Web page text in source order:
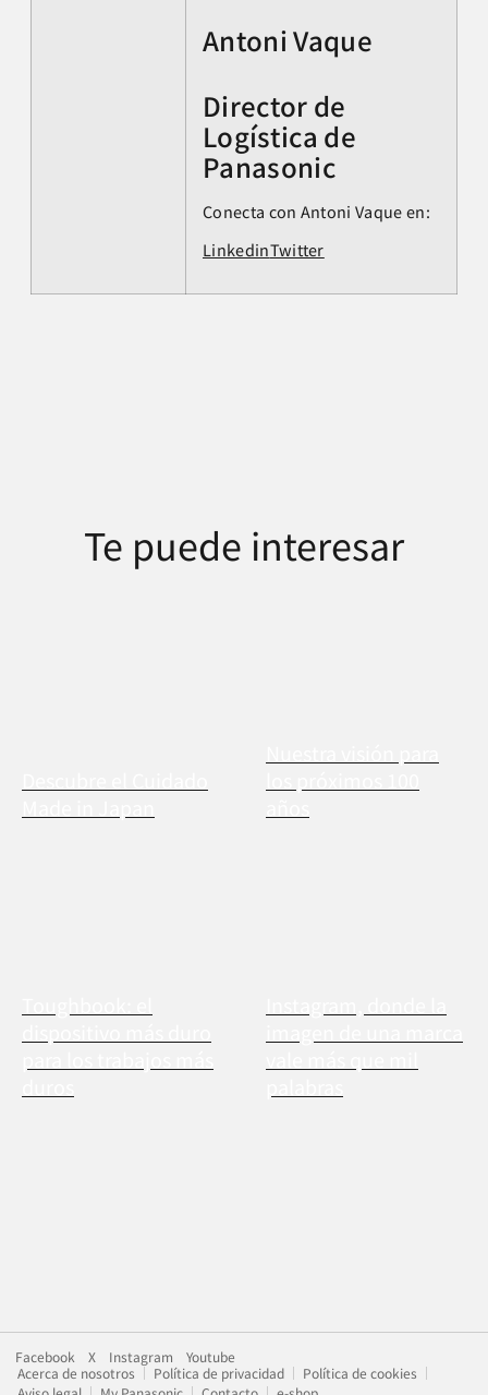
Antoni Vaque
Director de
Logística de
Panasonic
Conecta con Antoni Vaque en:
LinkedinTwitter
Te puede interesar
Facebook X Instagram
Youtube
Acerca de nosotros
Política de privacidad
Política de cookies